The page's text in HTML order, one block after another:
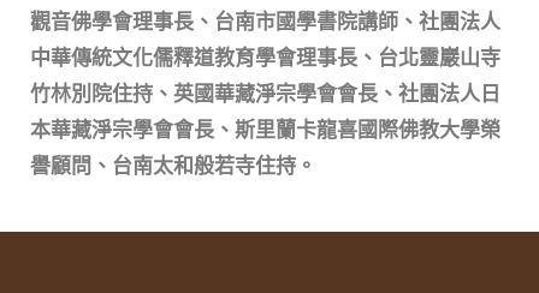
觀音佛學會理事長、台南市國學書院講師、社團法人
中華傳統文化儒釋道教育學會理事長、台北靈巖山寺
竹林別院住持、英國華藏淨宗學會會長、社團法人日
本華藏淨宗學會會長、斯里蘭卡龍喜國際佛教大學榮
譽顧問、台南太和般若寺住持。